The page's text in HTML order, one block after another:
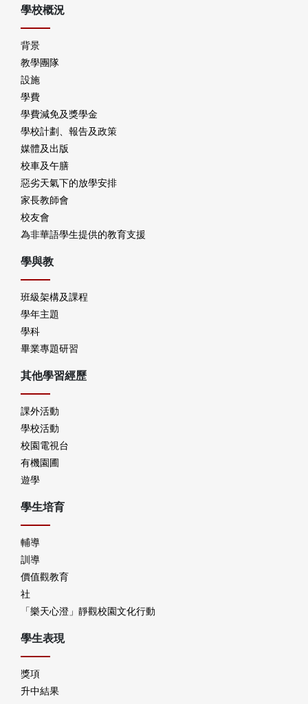
學校概況
背景
教學團隊
設施
學費
學費減免及獎學金
學校計劃、報告及政策
媒體及出版
校車及午膳
惡劣天氣下的放學安排
家長教師會
校友會
為非華語學生提供的教育支援
學與教
班級架構及課程
學年主題
學科
畢業專題研習
其他學習經歷
課外活動
學校活動
校園電視台
有機園圃
遊學
學生培育
輔導
訓導
價值觀教育
社
「樂天心澄」靜觀校園文化行動
學生表現
獎項
升中結果